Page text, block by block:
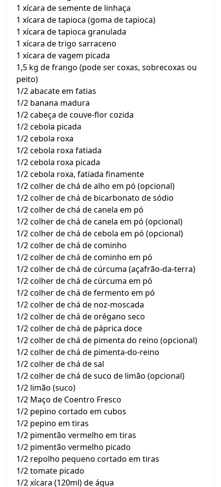
1 xícara de semente de linhaça
1 xícara de tapioca (goma de tapioca)
1 xícara de tapioca granulada
1 xícara de trigo sarraceno
1 xícara de vagem picada
1,5 kg de frango (pode ser coxas, sobrecoxas ou
peito)
1/2 abacate em fatias
1/2 banana madura
1/2 cabeça de couve-flor cozida
1/2 cebola picada
1/2 cebola roxa
1/2 cebola roxa fatiada
1/2 cebola roxa picada
1/2 cebola roxa, fatiada finamente
1/2 colher de chá de alho em pó (opcional)
1/2 colher de chá de bicarbonato de sódio
1/2 colher de chá de canela em pó
1/2 colher de chá de canela em pó (opcional)
1/2 colher de chá de cebola em pó (opcional)
1/2 colher de chá de cominho
1/2 colher de chá de cominho em pó
1/2 colher de chá de cúrcuma (açafrão-da-terra)
1/2 colher de chá de cúrcuma em pó
1/2 colher de chá de fermento em pó
1/2 colher de chá de noz-moscada
1/2 colher de chá de orégano seco
1/2 colher de chá de páprica doce
1/2 colher de chá de pimenta do reino (opcional)
1/2 colher de chá de pimenta-do-reino
1/2 colher de chá de sal
1/2 colher de chá de suco de limão (opcional)
1/2 limão (suco)
1/2 Maço de Coentro Fresco
1/2 pepino cortado em cubos
1/2 pepino em tiras
1/2 pimentão vermelho em tiras
1/2 pimentão vermelho picado
1/2 repolho pequeno cortado em tiras
1/2 tomate picado
1/2 xícara (120ml) de água